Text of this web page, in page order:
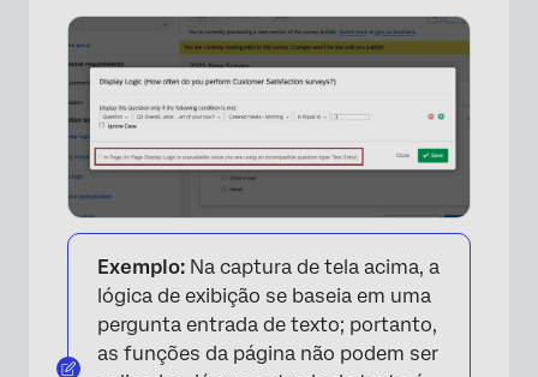
×
Exemplo: Na captura de tela acima, a
lógica de exibição se baseia em uma
pergunta entrada de texto; portanto,
as funções da página não podem ser